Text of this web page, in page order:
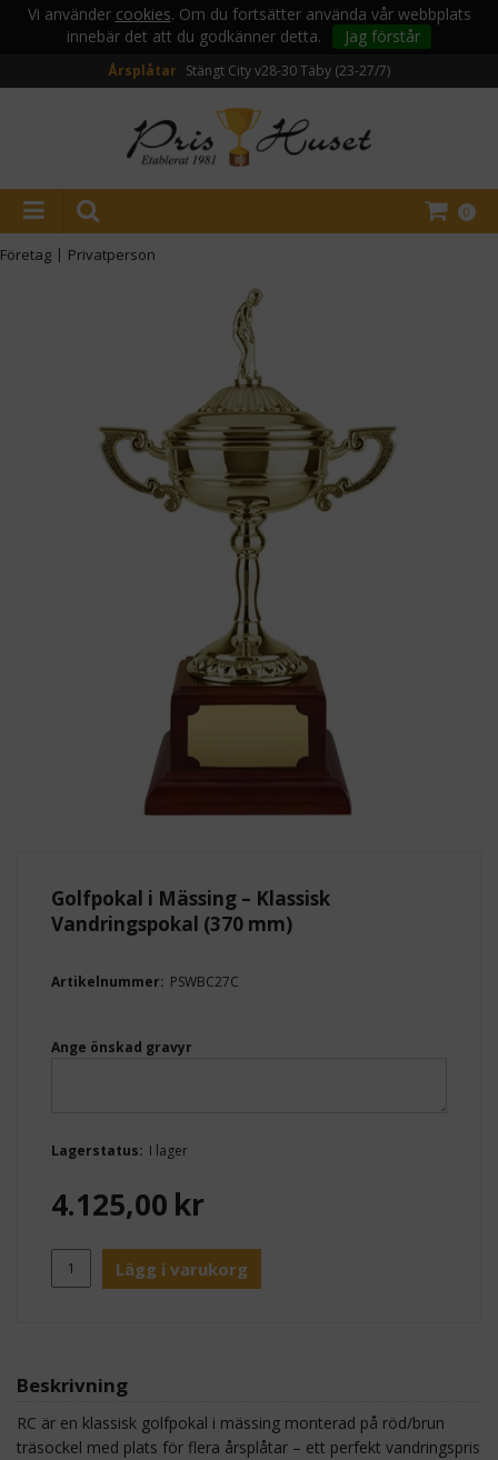
Vi använder cookies. Om du fortsätter använda vår webbplats
innebär det att du godkänner detta.
Jag förstår
Årsplåtar Stängt City v28-30Täby (23-27/7)
0
Företag | Privatperson
Golfpokal i Mässing – Klassisk
Vandringspokal (370 mm)
Artikelnummer: PSWBC27C
Ange önskad gravyr
Lagerstatus: I lager
4.125,00 kr
Lägg i varukorg
Beskrivning
RC är en klassisk golfpokal i mässing monterad på röd/brun
träsockel med plats för flera årsplåtar – ett perfekt vandringspris